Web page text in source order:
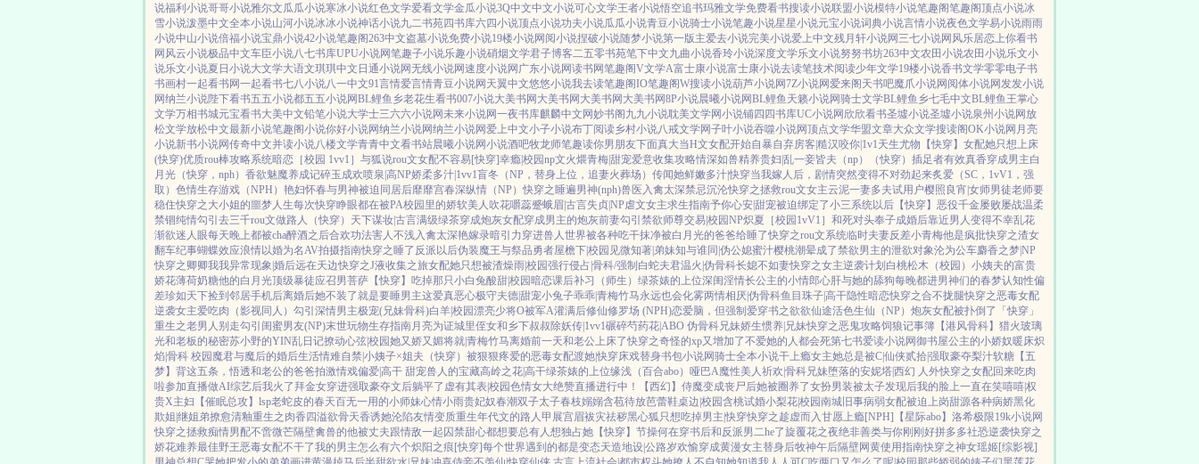
说福利小说哥哥小说雅尔文瓜瓜小说寒冰小说红色文学爱看文学金瓜小说3Q中文中文小说可心文学王者小说悟空追书玛雅文学免费看书搜读小说联盟小说模特小说笔趣阁笔趣阁顶点小说冰
雪小说泼墨中文全本小说山河小说冰冰小说神话小说九二书苑四书库六四小说顶点小说功夫小说瓜瓜小说青豆小说骑士小说笔趣小说星星小说元宝小说词典小说言情小说夜色文学易小说雨雨
小说中山小说倍福小说宝鼎小说42小说笔趣阁263中文盗墓小说免费小说19楼小说网阅小说捏破小说随梦小说第一版主爱去小说完美小说爱上中文残月轩小说网 三七小说网 风乐居恋上你看书
网 风云小说极品中文车臣小说八七书库UPU小说网笔趣子小说乐趣小说硝烟文学君子博客二五零书苑笔下中文九曲小说香玲小说深度文学乐文小说努努书坊263中文农田小说农田小说乐文小
说乐文小说夏日小说大文学大语文琪琪中文 日通小说网无线小说网速度小说网 广东小说网读书网笔趣阁V文学A富士康小说富士康小说去读笔技术阅读少年文学19楼小说香书文学零零电子书
书画村一起看书网一起看书七八小说八一中文91言情爱言情青豆小说网 天翼中文悠悠小说我去读笔趣阁IO笔趣阁W搜读小说葫芦小说网7Z小说网爱来阁 天书吧魔爪小说网 阅体小说网发发小说
网纳兰小说陛下看书五五小说都五五小说网BL鲤鱼乡老花生看书007小说大美书网 大美书网 大美书网 大美书网8P小说晨曦小说网BL鲤鱼 天籁小说网骑士文学BL鲤鱼乡七毛中文BL鲤鱼王掌心
文学万相书城元宝看书大美中文铅笔小说大学士三六六小说网未来小说网一夜书库麒麟中文网妙书阁 九九小说耽美文学网小说铺四四书库UC小说网 欣欣看书圣墟小说圣墟小说泉州小说网放
松文学放松中文最新小说笔趣阁小说你好小说网纳兰小说网纳兰小说网爱上中文小子小说布丁阅读乡村小说八戒文学网子叶小说吞噬小说网顶点文学华盟文章大众文学搜读阁OK小说网 月亮
小说新书小说网传奇中文并读小说八楼文学青青中文看书站晨曦小说网小说酒吧牧龙师笔趣读你男朋友下面真大当H文女配开始自暴自弃房客|糙汉咬你|1v1天生尤物【快穿】 女配她只想上床
(快穿)优质rou棒攻略系统暗恋［校园 1vv1］ 与狐说rou文女配不容易[快穿]幸瘾|校园np文火煨青梅|甜宠爱意收集攻略情深如兽精养贵妇|乱一妾皆夫（np） （快穿）插足者有效真香穿成男主白
月光（快穿，nph） 香欲魅魔养成记碎玉成欢喷泉|高NP娇柔多汁|1vv1盲冬（NP，替身上位，追妻火葬场） 传闻她鲜嫩多汁|快穿当我嫁人后，剧情突然变得不对劲起来炙爱（SC，1vV1，强
取） 色情生存游戏（NPH） 艳妇怀春与男神被迫同居后靡靡宫春深纵情（NP）快穿之睡遍男神(nph)兽医 入禽太深禁忌沉沦快穿之拯救rou文女主云泥一妻多夫试用户樱照良宵|女师男徒老师要
稳住快穿之大小姐的噩梦人生每次快穿睁眼都在被PA校园里的娇软美人 吹花嚼蕊蹙蛾眉|古言失贞|NP虐文女主求生指南予你心安|甜宠被迫绑定了小三系统以后【快穿】 恶役千金屡败屡战温柔
禁锢纯情勾引 去三千rou文做路人（快穿） 天下谋妆|古言满级绿茶穿成炮灰女配穿成男主的炮灰前妻勾引禁欲师尊交易|校园NP炽夏［校园1vV1］ 和死对头奉子成婚后靠近男人变得不幸乱花
渐欲迷人眼每天晚上都被cha醉酒之后合欢功法害人不浅入禽太深艳嫁录暗引力穿进兽人世界被各种吃干抹净被白月光的爸爸给睡了快穿之rou文系统临时夫妻反差小青梅他是疯批快穿之渣女
翻车纪事蝴蝶效应浪情以婚为名AV拍摄指南快穿之睡了反派以后伪装魔王与祭品勇者屋檐下|校园 见微知著|弟妹知与谁同|伪公媳蜜汁樱桃潮晕成了禁欲男主的泄欲对象沦为公车麝香之梦|NP
快穿之卿卿我我异常现象|婚后远在天边快穿之J液收集之旅女配她只想被渣燥雨|校园强行侵占|骨科/强制 白蛇夫君温火|伪骨科长媳不如妻快穿之女主逆袭计划 白桃松木（校园） 小姨夫的富贵
娇花薄荷奶糖他的白月光顶级暴徒应召男菩萨 【快穿】吃掉那只小白兔酸甜|校园暗恋课后补习（师生） 绿茶婊的上位深闺淫情长公主的小情郎心肝与她的舔狗每晚都进男神们的春梦认知性偏
差珍如天下捡到邻居手机后离婚后她不装了就是要睡男主这爱真恶心极守夫德|甜宠小兔子乖乖|青梅竹马永远也会化雾两情相厌|伪骨科鱼目珠子|高干隐性暗恋快穿之合不拢腿快穿之恶毒女配
逆袭女主爱吃肉 （影视同人）勾引深情男主极宠(兄妹骨科)白羊|校园漂亮少将O被军A灌满后修仙修罗场 (NPH)恋爱脑，但强制爱穿书之欲欲仙途活色生仙（NP） 炮灰女配被扑倒了「快穿」
重生之老男人别走勾引闺蜜男友(NP)末世玩物生存指南月亮为证城里侄女和乡下叔叔除妖传|1vv1碾碎芍药花|ABO 伪骨科兄妹娇生惯养|兄妹快穿之恶鬼攻略饲狼记事簿 【港风骨科】猎火玻璃
光和老板的秘密苏小野的YIN乱日记撩动心弦|校园她又娇又媚将就|青梅竹马离婚前一天和老公上床了快穿之奇怪的xp又增加了不爱她的人都会死第七书爱读小说网御书屋公主的小娇奴暖床炽
焰|骨科 校园 魔君与魔后的婚后生活情难自禁|小姨子×姐夫 （快穿）被狠狠疼爱的恶毒女配渡她|快穿床戏替身书包小说网骑士全本小说干上瘾女主她总是被C|仙侠贰拾|强取豪夺梨汁软糖 【五
梦】背这五条，悟透和老公的爸爸拍激情戏偏爱|高干 甜宠兽人的宝藏高岭之花|高干绿茶婊的上位缘浅（百合abo）哑巴A魔性美人祈欢|骨科兄妹堕落的安妮塔|西幻 人外快穿之女配回来吃肉
啦参加直播做AI综艺后我火了 拜金女穿进强取豪夺文后躺平了 虚有其表|校园色情女大绝赞直播进行中！ 【西幻】侍魔变成丧尸后她被圈养了女扮男装被太子发现后我的脸上一直在笑嘻嘻|权
贵X主妇 【催眠总攻】lsp老蛇皮的春天百无一用的小师妹心情小雨贵妃奴春潮双子太子春枝嫋嫋含苞待放芭蕾鞋桌边|校园含桃试婚小梨花|校园南城旧事病弱女配被迫上岗甜源各种病娇黑化
欺姐|继姐弟撩愈清釉重生之肉香四溢欲骨天香诱她沦陷友情变质重生年代文的路人甲 展宫眉袚灾祛秽黑心狐只想吃掉男主|快穿快穿之趁虚而入甘愿上瘾[NPH] 【星际abo】洛希极限19k小说网
快穿之拯救痴情男配不啻微芒隔壁禽兽的他被丈夫跟情敌一起囚禁甜心都想要总有人想独占她 【快穿】节操何在穿书后和反派男二he了旋覆花之夜绝非善类与你刚刚好拼多多社恐逆袭快穿之
娇花难养最佳野王恶毒女配不干了我的男主怎么有六个炽阳之痕 [快穿]每个世界遇到的都是变态天造地设|公路岁欢愉穿成黄漫女主替身后牧神午后隔壁网黄使用指南快穿之神女瑶姬[综影视]